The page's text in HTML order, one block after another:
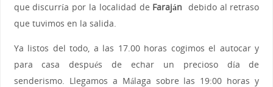
que discurría por la localidad de Faraján debido al retraso
que tuvimos en la salida.
Ya listos del todo, a las 17.00 horas cogimos el autocar y
para casa después de echar un precioso día de
senderismo. Llegamos a Málaga sobre las 19:00 horas y